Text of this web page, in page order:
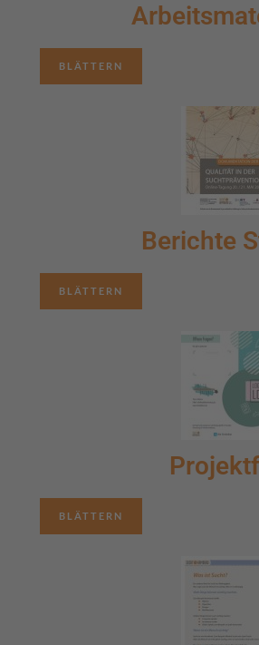
BLÄTTERN
Berichte
BLÄTTERN
BLÄTTERN